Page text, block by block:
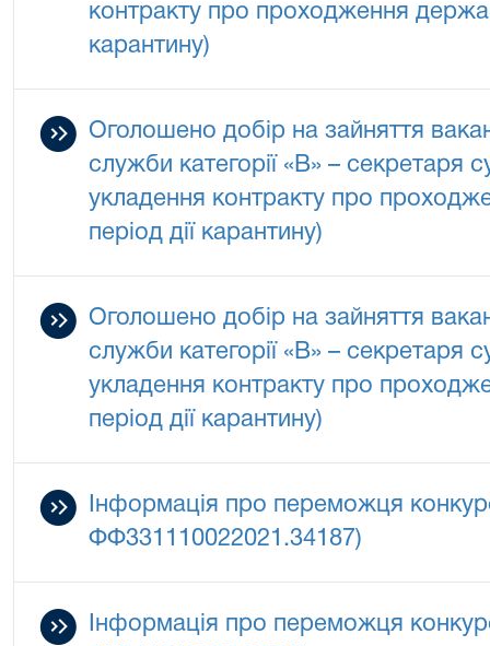
контракту про проходження
карантину)
Оголошено добір на зайняття
служби категорії «В» – секретаря
укладення контракту про
період дії карантину)
Оголошено добір на зайняття
служби категорії «В» – секретаря
укладення контракту про
період дії карантину)
Інформація про переможця
ФФ331110022021.34187)
Інформація про переможця